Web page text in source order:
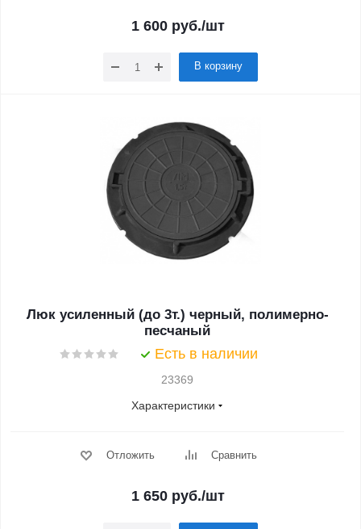
1 600руб./шт
В корзину
Люк усиленный (до 3т.) черный, полимерно-
песчаный
Есть в наличии
23369
Характеристики
Отложить Сравнить
1 650руб./шт